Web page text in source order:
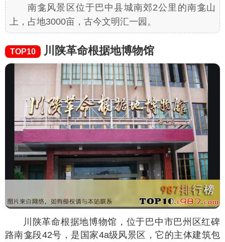
南龛风景区位于巴中县城南郊2公里的南龛山
上，占地3000亩，古今文明汇一园。
TOP10 川陕革命根据地博物馆
川陕革命根据地博物馆，位于巴中市巴州区红碑
路南龛段42号，是国家4a级风景区，它的主体建筑包